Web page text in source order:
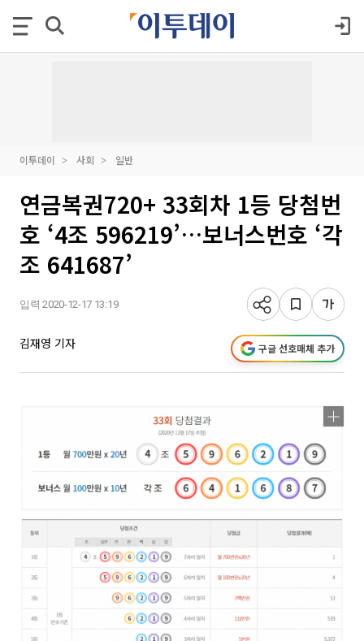
이투데이 사회 일반
연금복권720+ 33회차 1등 당첨번
호 ‘4조 596219’…보너스번호 ‘각
조 641687’
입력 2020-12-17 13:19
김재영 기자 구글 선호매체 추가